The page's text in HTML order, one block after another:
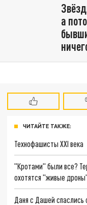
а
ЧИТАЙТЕ ТАКЖЕ:
Технофашисты XXI века
"Кротами" были все?
охотятся "живые
Даня с Дашей